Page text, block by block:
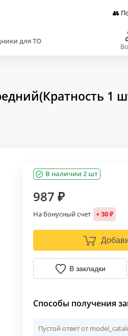
👥
для ТО
1
В наличии 2 шт
987 ₽
На бонусный счет + 30 ₽
В закладки
Способы получения
Пустой ответ от